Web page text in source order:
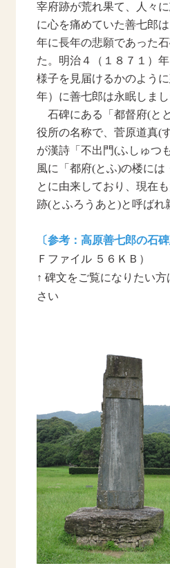
宰府跡が荒れ果て、人々
に心を痛めていた善七郎
年に長年の悲願であった
た。明治４（１８７１）
様子を見届けるかのよう
年）に善七郎は永眠しまし
石碑にある「都督府(と
役所の名称で、菅原道真(
が漢詩「不出門(ふしゅつ
風に「都府(とふ)の楼には
とに由来しており、現在
跡(とふろうあと)と呼ばれ
〔参考：高原善七郎の石碑
Ｆファイル ５６ＫＢ）
↑ 碑文をご覧になりたい
さい